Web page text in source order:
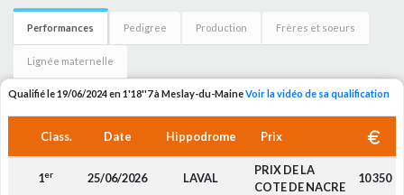
Performances Pedigree Production Frères et soeurs
Lignée maternelle
Qualifié le 19/06/2024 en 1'18''7 à Meslay-du-MaineVoir la vidéo de sa qualification
Class. Date Hippodrome Prix
1er 25/06/2026 LAVAL
PRIX DE LA
COTE DE NACRE
10 350